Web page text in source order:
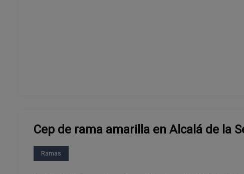
Cep de rama amarilla en Alcalá de la
Ramas